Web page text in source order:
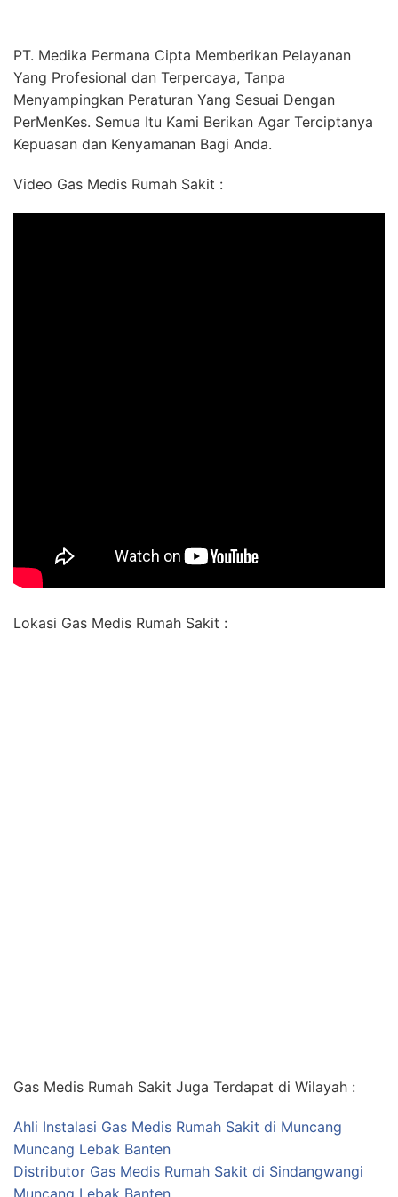
PT. Medika Permana Cipta Memberikan Pelayanan
Yang Profesional dan Terpercaya, Tanpa
Menyampingkan Peraturan Yang Sesuai Dengan
PerMenKes. Semua Itu Kami Berikan Agar Terciptanya
Kepuasan dan Kenyamanan Bagi Anda.
Video Gas Medis Rumah Sakit :
Lokasi Gas Medis Rumah Sakit :
Gas Medis Rumah Sakit Juga Terdapat di Wilayah :
Ahli Instalasi Gas Medis Rumah Sakit di Muncang
Muncang Lebak Banten
Distributor Gas Medis Rumah Sakit di Sindangwangi
Muncang Lebak Banten